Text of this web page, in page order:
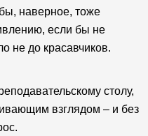
наверное, тоже
если бы не
не до красавчиков.
столу,
взглядом – и без